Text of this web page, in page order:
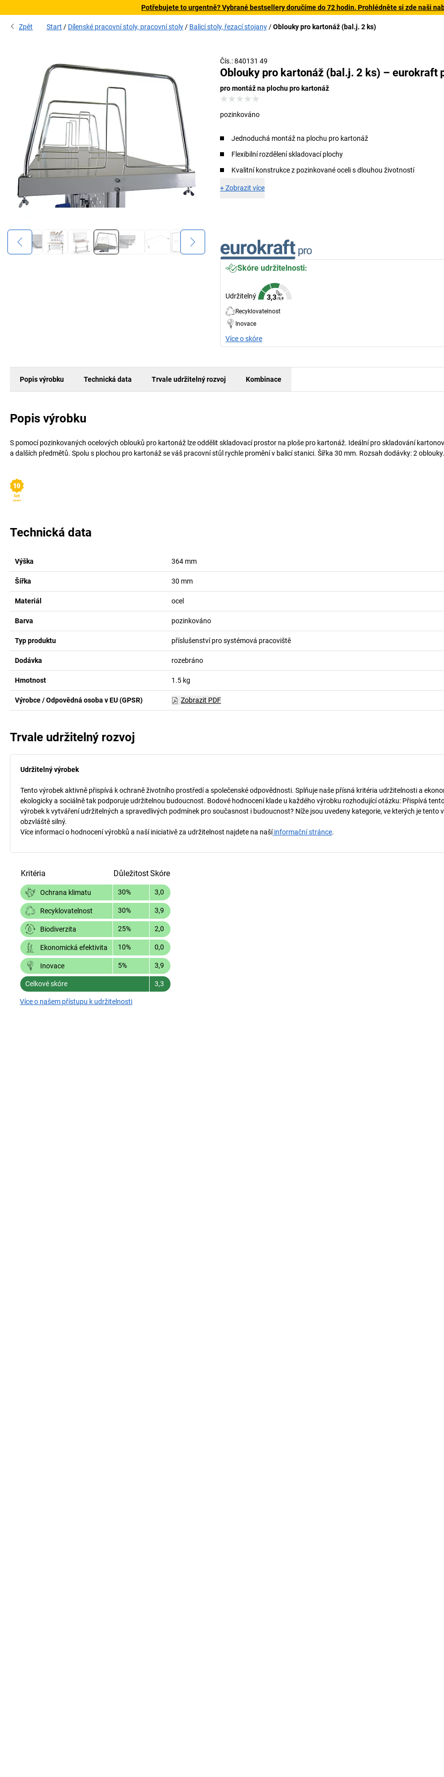
Potřebujete to urgentně? Vybrané bestsellery doručíme do 72 hodin. Prohlédněte si zde naši
Zpět Start Dílenské pracovní stoly, pracovní stoly Balicí stoly, řezací stojany Oblouky pro kartonáž (bal.j. 2 ks)
Čís.: 840131 49
Oblouky pro kartonáž (bal.j. 2 ks) – eurokraft
pro montáž na plochu pro kartonáž
pozinkováno
Jednoduchá montáž na plochu pro kartonáž
Flexibilní rozdělení skladovací plochy
Kvalitní konstrukce z pozinkované oceli s dlouhou životností
+Zobrazit více
Skóre udržitelnosti:
Udržitelný
Recyklovatelnost
Inovace
Více o skóre
Popis výrobku Technická data Trvale udržitelný rozvoj Kombinace
Popis výrobku
S pomocí pozinkovaných ocelových oblouků pro kartonáž lze oddělit skladovací prostor na ploše pro kartonáž. Ideální pro skladování
a dalších předmětů. Spolu s plochou pro kartonáž se váš pracovní stůl rychle promění v balicí stanici. Šířka 30 mm. Rozsah dodávky: 2 oblouky.
Technická data
Výška 364 mm
Šířka 30 mm
Materiál ocel
Barva pozinkováno
Typ produktu příslušenství pro systémová pracoviště
Dodávka rozebráno
Hmotnost 1.5 kg
Výrobce / Odpovědná osoba v EU (GPSR) Zobrazit PDF
Trvale udržitelný rozvoj
Udržitelný výrobek
Tento výrobek aktivně přispívá k ochraně životního prostředí a společenské odpovědnosti. Splňuje naše přísná kritéria udržitelnosti a
ekologicky a sociálně tak podporuje udržitelnou budoucnost. Bodové hodnocení klade u každého výrobku rozhodující otázku: Přispívá
výrobek k vytváření udržitelných a spravedlivých podmínek pro současnost i budoucnost? Níže jsou uvedeny kategorie, ve kterých je tento
obzvláště silný.
Více informací o hodnocení výrobků a naší iniciativě za udržitelnost najdete na našíinformační stránce.
Kritéria DůležitostSkóre
Ochrana klimatu 30% 3,0
Recyklovatelnost 30% 3,9
Biodiverzita 25% 2,0
Ekonomická efektivita 10% 0,0
Inovace 5% 3,9
Celkové skóre 3,3
Více o našem přístupu k udržitelnosti